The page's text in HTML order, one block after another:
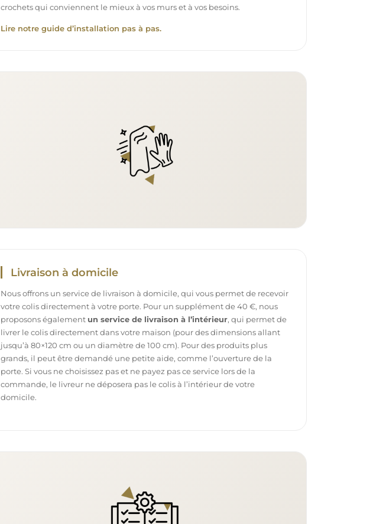
crochets qui conviennent le mieux à vos murs et à vos besoins.
Lire notre guide d’installation pas à pas.
Livraison à domicile
Nous offrons un service de livraison à domicile, qui vous permet de recevoir
votre colis directement à votre porte. Pour un supplément de 40 €, nous
proposons également un service de livraison à l’intérieur, qui permet de
livrer le colis directement dans votre maison (pour des dimensions allant
jusqu’à 80×120 cm ou un diamètre de 100 cm). Pour des produits plus
grands, il peut être demandé une petite aide, comme l’ouverture de la
porte. Si vous ne choisissez pas et ne payez pas ce service lors de la
commande, le livreur ne déposera pas le colis à l’intérieur de votre
domicile.